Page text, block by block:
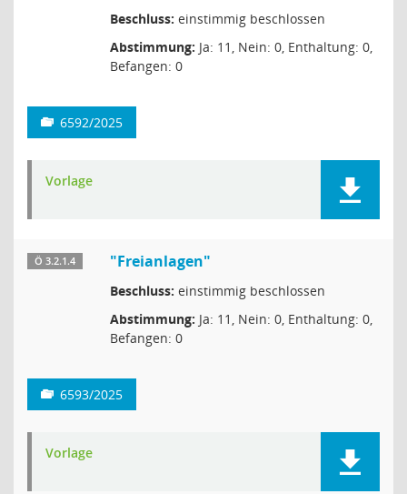
Beschluss: einstimmig beschlossen
Abstimmung: Ja: 11, Nein: 0, Enthaltung: 0,
Befangen: 0
6592/2025
Vorlage
Ö 3.2.1.4 "Freianlagen"
Beschluss: einstimmig beschlossen
Abstimmung: Ja: 11, Nein: 0, Enthaltung: 0,
Befangen: 0
6593/2025
Vorlage